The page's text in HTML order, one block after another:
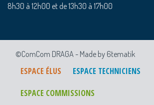
8h30 à 12h00 et de 13h30 à 17h00
©ComCom DRAGA - Made by 6tematik
ESPACE ÉLUS
ESPACE TECHNICIENS
ESPACE COMMISSIONS